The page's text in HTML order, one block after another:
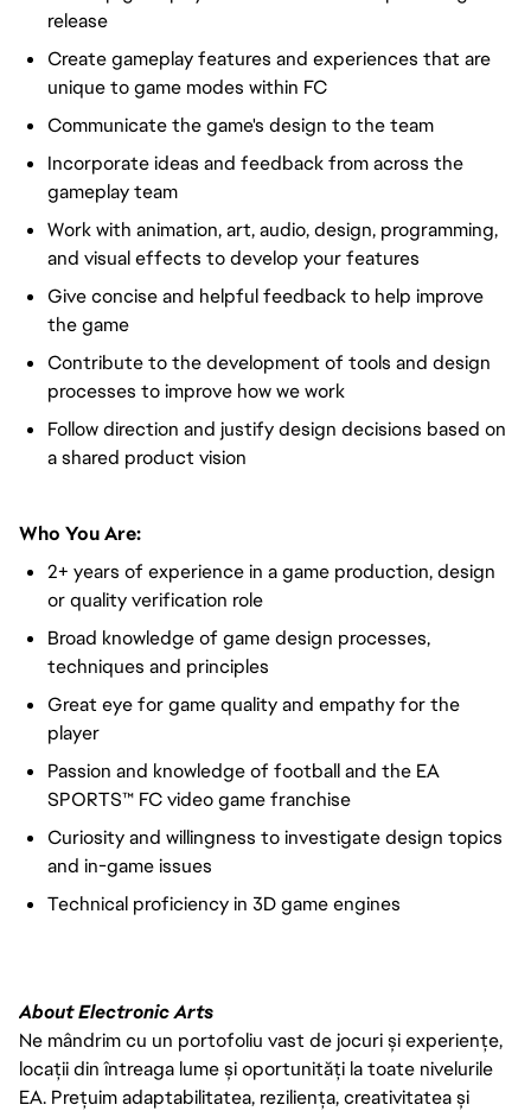
release
Create gameplay features and experiences that are
unique to game modes within FC
Communicate the game's design to the team
Incorporate ideas and feedback from across the
gameplay team
Work with animation, art, audio, design, programming,
and visual effects to develop your features
Give concise and helpful feedback to help improve
the game
Contribute to the development of tools and design
processes to improve how we work
Follow direction and justify design decisions based on
a shared product vision
Who You Are:
2+ years of experience in a game production, design
or quality verification role
Broad knowledge of game design processes,
techniques and principles
Great eye for game quality and empathy for the
player
Passion and knowledge of football and the EA
SPORTS™ FC video game franchise
Curiosity and willingness to investigate design topics
and in-game issues
Technical proficiency in 3D game engines
About Electronic Arts
Ne mândrim cu un portofoliu vast de jocuri și experiențe,
locații din întreaga lume și oportunități la toate nivelurile
EA. Prețuim adaptabilitatea, reziliența, creativitatea și